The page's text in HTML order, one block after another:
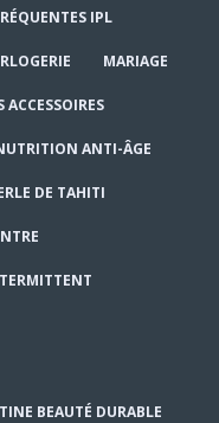
IPL
MARIAGE
ANTI-ÂGE
DE TAHITI
BEAUTÉ DURABLE